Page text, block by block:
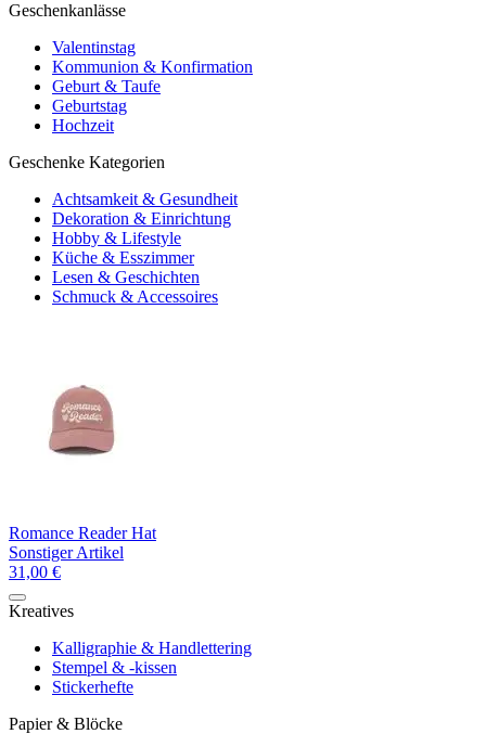
Geschenkanlässe
Valentinstag
Kommunion & Konfirmation
Geburt & Taufe
Geburtstag
Hochzeit
Geschenke Kategorien
Achtsamkeit & Gesundheit
Dekoration & Einrichtung
Hobby & Lifestyle
Küche & Esszimmer
Lesen & Geschichten
Schmuck & Accessoires
Romance Reader Hat
Sonstiger Artikel
31,00 €
Kreatives
Kalligraphie & Handlettering
Stempel & -kissen
Stickerhefte
Papier & Blöcke